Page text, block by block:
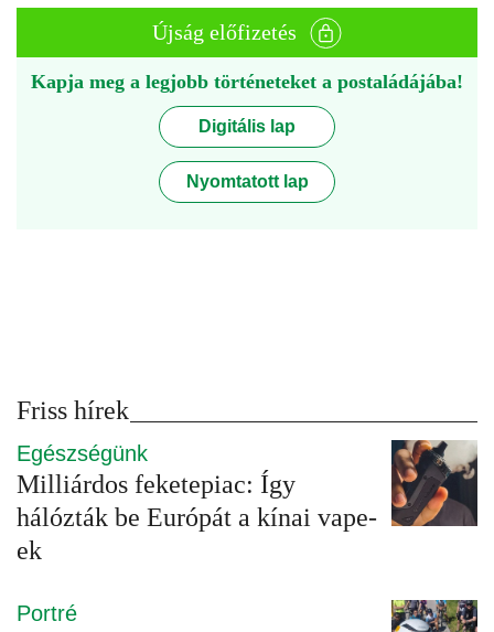
Újság előfizetés
Kapja meg a legjobb történeteket a postaládájába!
Digitális lap
Nyomtatott lap
Friss hírek
Egészségünk
Milliárdos feketepiac: Így
hálózták be Európát a kínai vape-
ek
Portré